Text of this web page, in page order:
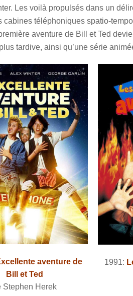
Les voilà propulsés dans un
cabines téléphoniques spatio-
aventure de Bill et Ted
tardive, ainsi qu’une série
aventure de
Bill et Ted
Stephen Herek
1991: